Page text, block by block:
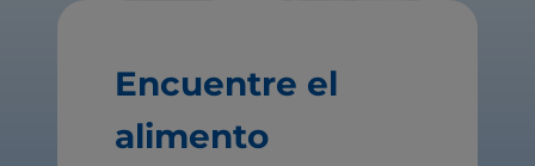
Encuentre el
alimento